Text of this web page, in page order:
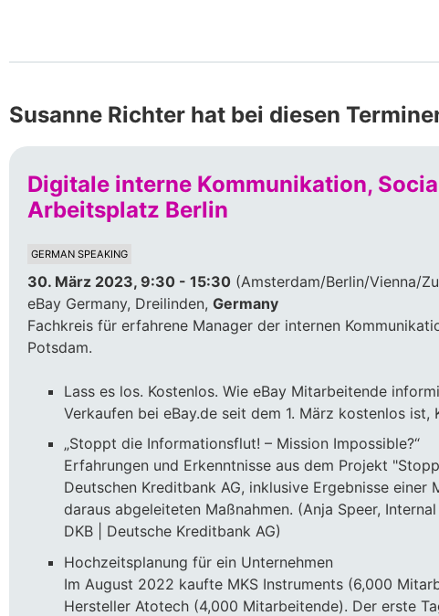
Susanne Richter hat bei diesen
Digitale interne Kommunikation,
Arbeitsplatz Berlin
GERMAN SPEAKING
30. März 2023, 9:30 - 15:30 (Amsterdam/Berlin/Vienna/
eBay Germany, Dreilinden, Germany
Fachkreis für erfahrene Manager der internen
Potsdam.
Lass es los. Kostenlos. Wie eBay Mitarbeitende
Verkaufen bei eBay.de seit dem 1. März kostenlos ist,
„Stoppt die Informationsflut! – Mission Impossible?“
Erfahrungen und Erkenntnisse aus dem Projekt
Deutschen Kreditbank AG, inklusive Ergebnisse einer
daraus abgeleiteten Maßnahmen. (Anja Speer,
DKB | Deutsche Kreditbank AG)
Hochzeitsplanung für ein Unternehmen
Im August 2022 kaufte MKS Instruments (6,000
Hersteller Atotech (4,000 Mitarbeitende). Der erste